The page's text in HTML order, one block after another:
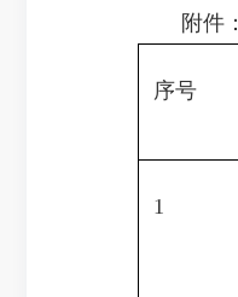
附件：
序号
1